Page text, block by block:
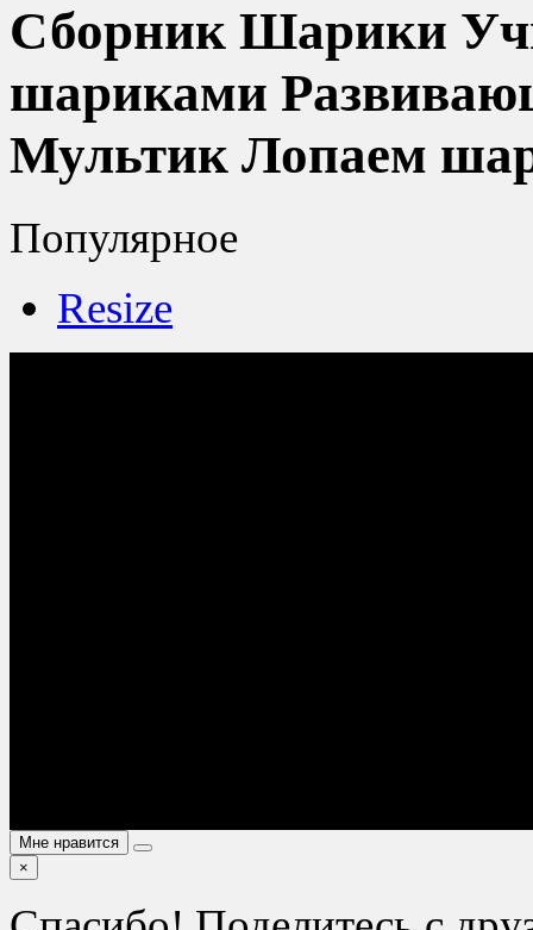
Сборник Шарики
шариками
Мультик Лопаем
Популярное
Resize
Мне нравится
×